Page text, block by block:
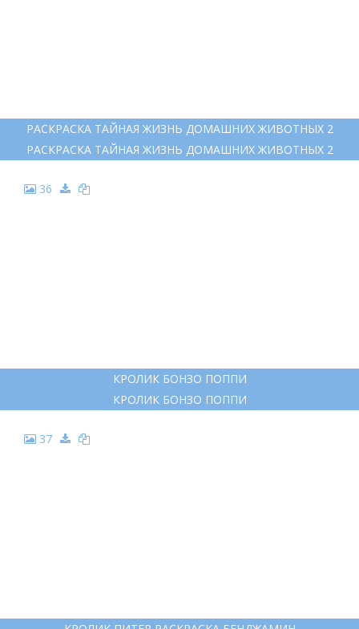
РАСКРАСКА ТАЙНАЯ ЖИЗНЬ ДОМАШНИХ ЖИВОТНЫХ 2
РАСКРАСКА ТАЙНАЯ ЖИЗНЬ ДОМАШНИХ ЖИВОТНЫХ 2
36
КРОЛИК БОНЗО ПОППИ
КРОЛИК БОНЗО ПОППИ
37